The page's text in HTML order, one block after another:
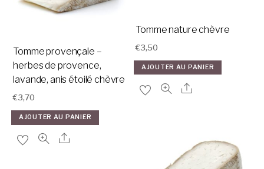
Tomme nature chèvre
€3,50
AJOUTER AU PANIER
Tomme provençale –
herbes de provence,
lavande, anis étoilé chèvre
€3,70
AJOUTER AU PANIER